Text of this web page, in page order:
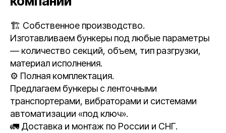
🏗 Собственное производство.
Изготавливаем бункеры под любые параметры
— количество секций, объем, тип разгрузки,
материал исполнения.
⚙️ Полная комплектация.
Предлагаем бункеры с ленточными
транспортерами, вибраторами и системами
автоматизации «под ключ».
🚛 Доставка и монтаж по России и СНГ.